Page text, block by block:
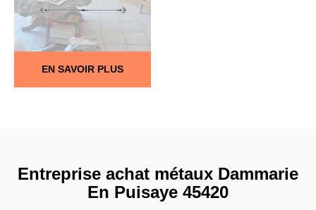
EN SAVOIR PLUS
Entreprise achat métaux Dammarie
En Puisaye 45420